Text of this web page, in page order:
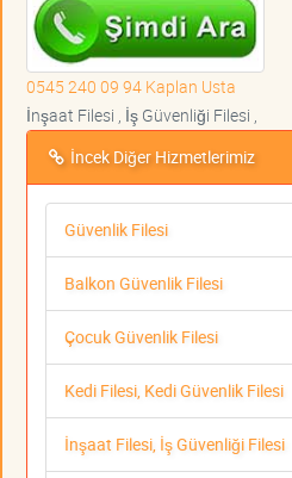
0545 240 09 94 Kaplan Usta
İnşaat Filesi , İş Güvenliği Filesi ,
İncek Diğer Hizmetlerimiz
Güvenlik Filesi
Balkon Güvenlik Filesi
Çocuk Güvenlik Filesi
Kedi Filesi, Kedi Güvenlik Filesi
İnşaat Filesi, İş Güvenliği Filesi